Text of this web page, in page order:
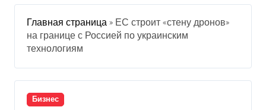
Главная страница » ЕС строит «стену дронов»
на границе с Россией по украинским
технологиям
Бизнес